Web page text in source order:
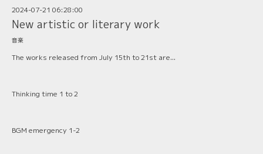
2024-07-21 06:28:00
New artistic or literary work
音楽
The works released from July 15th to 21st are...
Thinking time 1 to 2
BGM emergency 1-2